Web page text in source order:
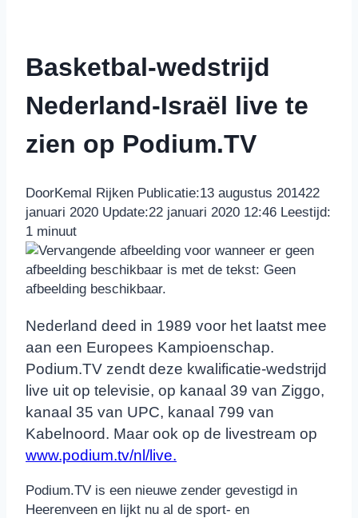
Basketbal-wedstrijd
Nederland-Israël live te
zien op Podium.TV
DoorKemal Rijken Publicatie:13 augustus 201422
januari 2020 Update:22 januari 2020 12:46 Leestijd:
1 minuut
Nederland deed in 1989 voor het laatst mee
aan een Europees Kampioenschap.
Podium.TV zendt deze kwalificatie-wedstrijd
live uit op televisie, op kanaal 39 van Ziggo,
kanaal 35 van UPC, kanaal 799 van
Kabelnoord. Maar ook op de livestream op
www.podium.tv/nl/live.
Podium.TV is een nieuwe zender gevestigd in
Heerenveen en lijkt nu al de sport- en